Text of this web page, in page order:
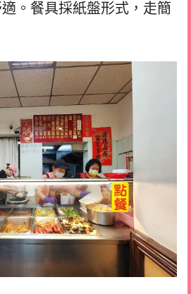
。餐具採紙盤形式，走簡